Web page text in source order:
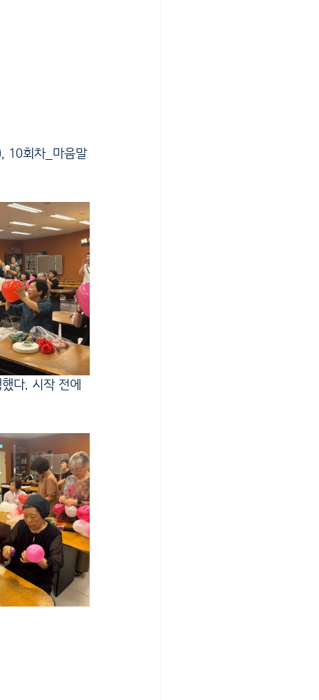
10회차_마음말